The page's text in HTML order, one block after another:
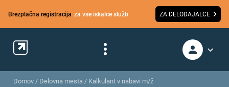
Brezplačna registracija za vse iskalce služb ZA DELODAJALCE
Domov / Delovna mesta / Kalkulant v nabavi m/ž